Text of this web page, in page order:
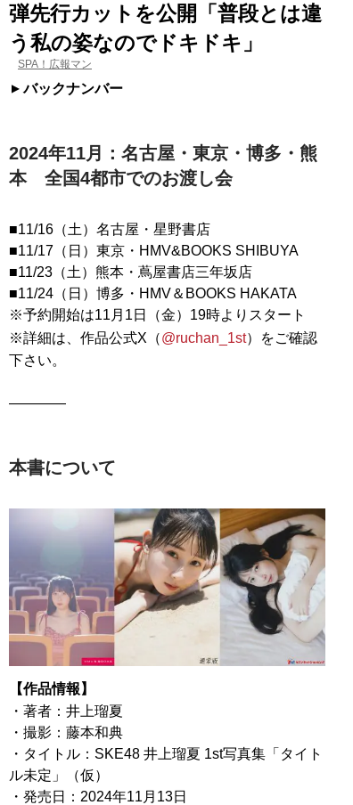
弾先行カットを公開「普段とは違
う私の姿なのでドキドキ」
SPA！広報マン
バックナンバー
2024年11月：名古屋・東京・博多・熊
本 全国4都市でのお渡し会
■11/16（土）名古屋・星野書店
■11/17（日）東京・HMV&BOOKS SHIBUYA
■11/23（土）熊本・蔦屋書店三年坂店
■11/24（日）博多・HMV＆BOOKS HAKATA
※予約開始は11月1日（金）19時よりスタート
※詳細は、作品公式X（@ruchan_1st）をご確認
下さい。
————
本書について
【作品情報】
・著者：井上瑠夏
・撮影：藤本和典
・タイトル：SKE48 井上瑠夏 1st写真集「タイト
ル未定」（仮）
・発売日：2024年11月13日